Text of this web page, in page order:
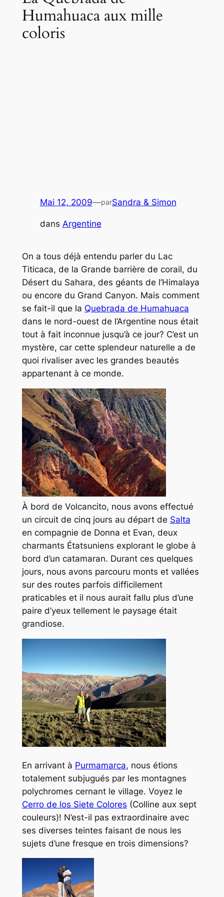
Humahuaca aux mille
coloris
Mai 12, 2009—parSandra & Simon
dans Argentine
On a tous déjà entendu parler du Lac
Titicaca, de la Grande barrière de corail, du
Désert du Sahara, des géants de l’Himalaya
ou encore du Grand Canyon. Mais comment
se fait-il que la Quebrada de Humahuaca
dans le nord-ouest de l’Argentine nous était
tout à fait inconnue jusqu’à ce jour? C’est un
mystère, car cette splendeur naturelle a de
quoi rivaliser avec les grandes beautés
appartenant à ce monde.
À bord de Volcancito, nous avons effectué
un circuit de cinq jours au départ de Salta
en compagnie de Donna et Evan, deux
charmants Étatsuniens explorant le globe à
bord d’un catamaran. Durant ces quelques
jours, nous avons parcouru monts et vallées
sur des routes parfois difficilement
praticables et il nous aurait fallu plus d’une
paire d’yeux tellement le paysage était
grandiose.
En arrivant à Purmamarca, nous étions
totalement subjugués par les montagnes
polychromes cernant le village. Voyez le
Cerro de los Siete Colores (Colline aux sept
couleurs)! N’est-il pas extraordinaire avec
ses diverses teintes faisant de nous les
sujets d’une fresque en trois dimensions?